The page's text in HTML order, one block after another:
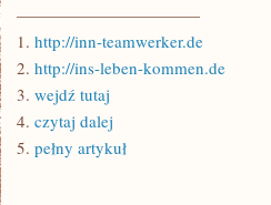
———————————
1. http://inn-teamwerker.de
2. http://ins-leben-kommen.de
3. wejdź tutaj
4. czytaj dalej
5. pełny artykuł